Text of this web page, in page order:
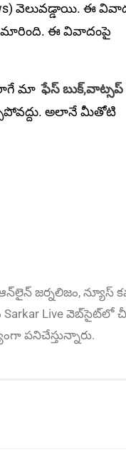
వెలువడ్డాయి. ఈ
మారింది. ఈ వివాదంపై
మాఫేస్ బుక్,వాట్సప్
అలానే మీతోటి
జర్నలిజం, న్యూస్
Sarkar Live వెబ్‌సైట్‌లో
పనిచేస్తున్నారు.